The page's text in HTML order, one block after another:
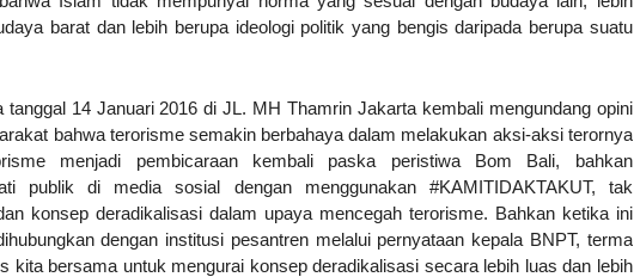
barat dan lebih berupa ideologi politik yang bengis daripada berupa suatu
tanggal 14 Januari 2016 di JL. MH Thamrin Jakarta kembali mengundang opini
bahwa terorisme semakin berbahaya dalam melakukan aksi-aksi terornya
menjadi pembicaraan kembali paska peristiwa Bom Bali, bahkan
publik di media sosial dengan menggunakan #KAMITIDAKTAKUT, tak
konsep deradikalisasi dalam upaya mencegah terorisme. Bahkan ketika ini
dengan institusi pesantren melalui pernyataan kepala BNPT, terma
kita bersama untuk mengurai konsep deradikalisasi secara lebih luas dan lebih